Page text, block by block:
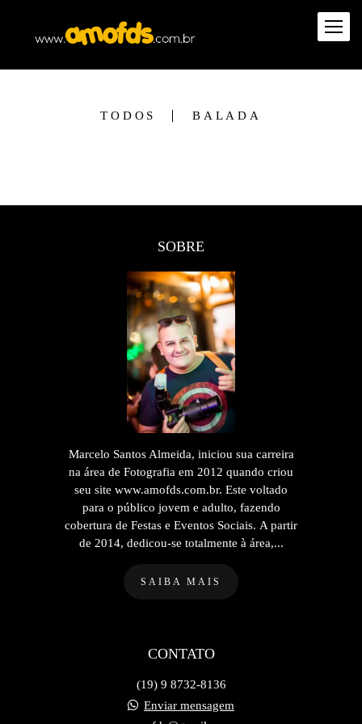
TODOS BALADA
SOBRE
Marcelo Santos Almeida, iniciou sua carreira
na área de Fotografia em 2012 quando criou
seu site www.amofds.com.br. Este voltado
para o público jovem e adulto, fazendo
cobertura de Festas e Eventos Sociais. A partir
de 2014, dedicou-se totalmente à área,...
SAIBA MAIS
CONTATO
(19) 9 8732-8136
Enviar mensagem